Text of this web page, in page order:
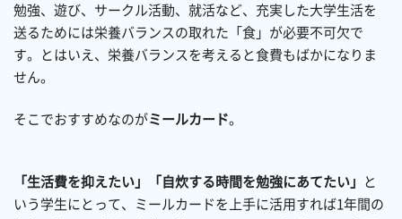
勉強、遊び、サークル活動、就活など、充実した大学生活を
送るためには栄養バランスの取れた「食」が必要不可欠で
す。とはいえ、栄養バランスを考えると食費もばかになりま
せん。
そこでおすすめなのがミールカード。
「生活費を抑えたい」「自炊する時間を勉強にあてたい」
と
いう学生にとって、ミールカードを上手に活用すれば1年間の